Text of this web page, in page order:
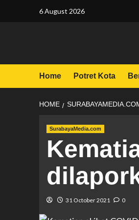
6 August 2026
Home Potret Kota
HOME
SurabayaMedia.com
31 October 2021 0